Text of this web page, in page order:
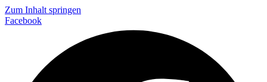
Zum Inhalt springen
Facebook